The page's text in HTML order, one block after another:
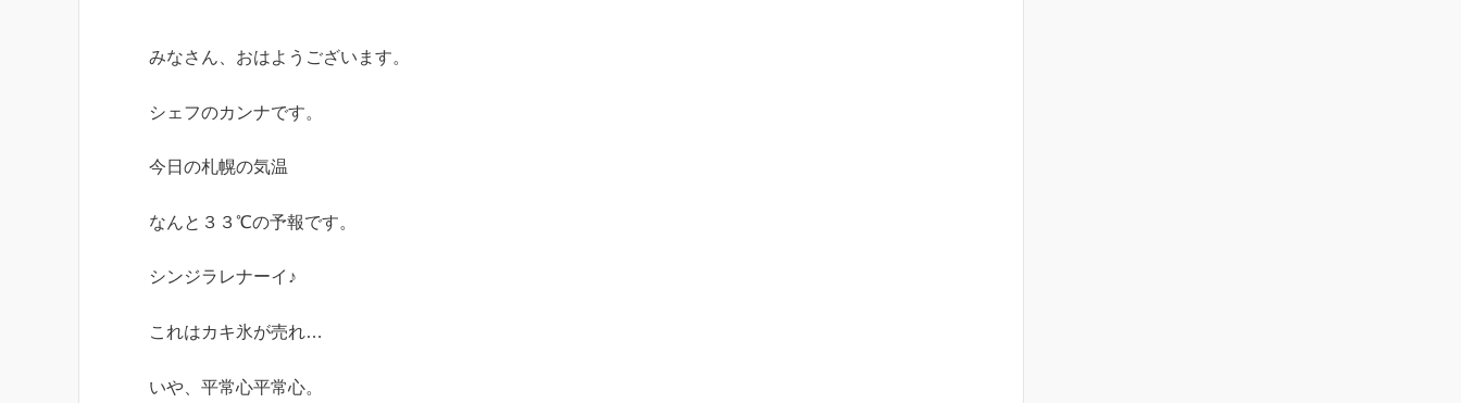
みなさん、おはようございます。
シェフのカンナです。
今日の札幌の気温
なんと３３℃の予報です。
シンジラレナーイ♪
これはカキ氷が売れ…
いや、平常心平常心。